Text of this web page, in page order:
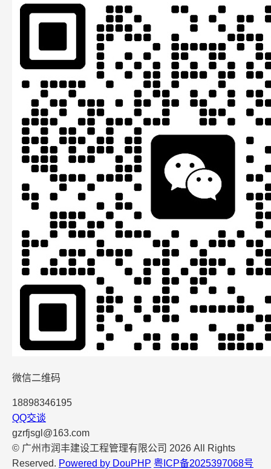
微信二维码
18898346195
QQ交谈
gzrfjsgl@163.com
© 广州市润丰建设工程管理有限公司 2026 All Rights
Reserved. Powered by DouPHP 粤ICP备2025397068号